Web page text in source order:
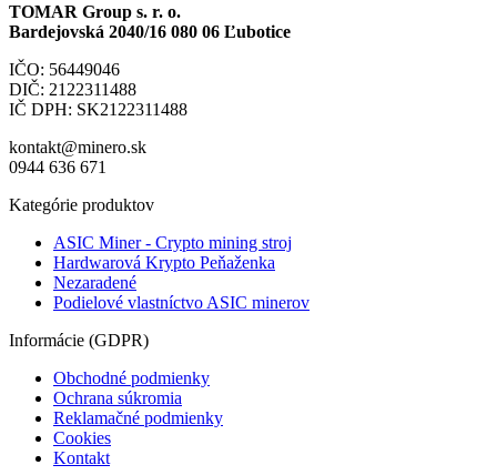
TOMAR Group s. r. o.
Bardejovská 2040/16 080 06 Ľubotice
IČO: 56449046
DIČ: 2122311488
IČ DPH: SK2122311488
kontakt@minero.sk
0944 636 671
Kategórie produktov
ASIC Miner - Crypto mining stroj
Hardwarová Krypto Peňaženka
Nezaradené
Podielové vlastníctvo ASIC minerov
Informácie (GDPR)
Obchodné podmienky
Ochrana súkromia
Reklamačné podmienky
Cookies
Kontakt